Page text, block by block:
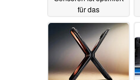
für das
Spielestreaming
04.09.2022